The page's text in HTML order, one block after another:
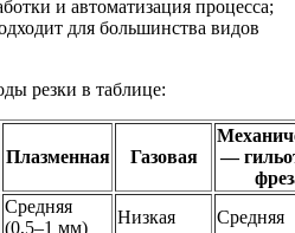
и автоматизация процесса;
для большинства видов
резки в таблице:
Плазменная Газовая
—
Средняя
(0,5–1 мм)
Низкая Средняя